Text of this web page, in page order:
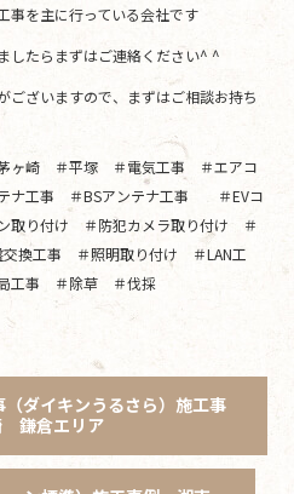
事を主に行っている会社です
したらまずはご連絡ください^ ^
ございますので、まずはご相談お持ち
ヶ崎 ＃平塚 ＃電気工事 ＃エアコ
ナ工事 ＃BSアンテナ工事 ＃EVコ
取り付け ＃防犯カメラ取り付け ＃
換工事 ＃照明取り付け ＃LAN工
工事 ＃除草 ＃伐採
ダイキンうるさら）施工事
倉エリア